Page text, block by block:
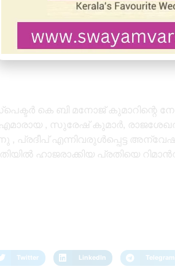
കെ ബി മനോജ്
, സുരേഷ് കുമാർ,
, പ്രദീപ് എന്നിവരുൾപ്പെട്ട
ഹാജരാക്കിയ പ്രതിയെ
Twitter LinkedIn Telegram